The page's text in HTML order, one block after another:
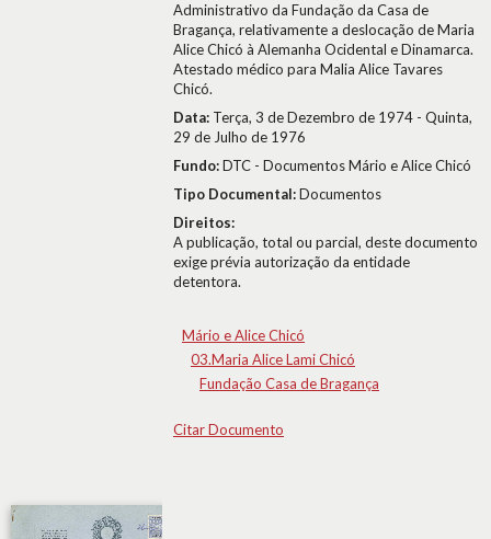
Administrativo da Fundação da Casa de
Bragança, relativamente a deslocação de Maria
Alice Chicó à Alemanha Ocidental e Dinamarca.
Atestado médico para Malia Alice Tavares
Chicó.
Data: Terça, 3 de Dezembro de 1974 - Quinta,
29 de Julho de 1976
Fundo:DTC - Documentos Mário e Alice Chicó
Tipo Documental:Documentos
Direitos:
A publicação, total ou parcial, deste documento
exige prévia autorização da entidade
detentora.
Mário e Alice Chicó
03.Maria Alice Lami Chicó
Fundação Casa de Bragança
Citar Documento